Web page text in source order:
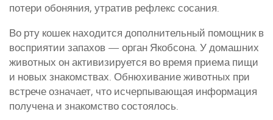
потери обоняния, утратив рефлекс сосания.
Во рту кошек находится дополнительный помощник в
восприятии запахов — орган Якобсона. У домашних
животных он активизируется во время приема пищи
и новых знакомствах. Обнюхивание животных при
встрече означает, что исчерпывающая информация
получена и знакомство состоялось.